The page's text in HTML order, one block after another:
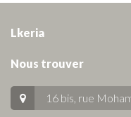
Lkeria
Nous trouver
16 bis, rue